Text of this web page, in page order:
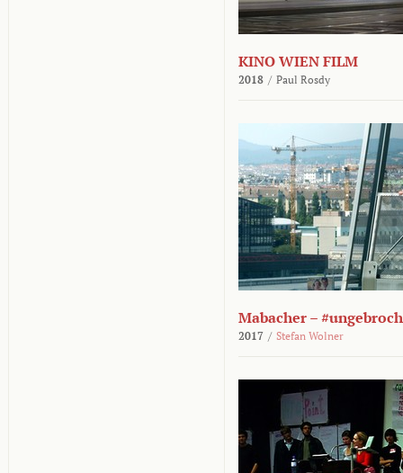
KINO WIEN FILM
2018 / Paul Rosdy
Mabacher –
2017 / Stefan Wolner